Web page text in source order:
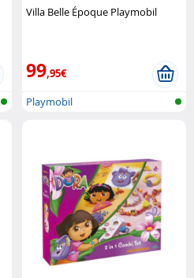
Villa Belle Époque Playmobil
99,95€
Playmobil